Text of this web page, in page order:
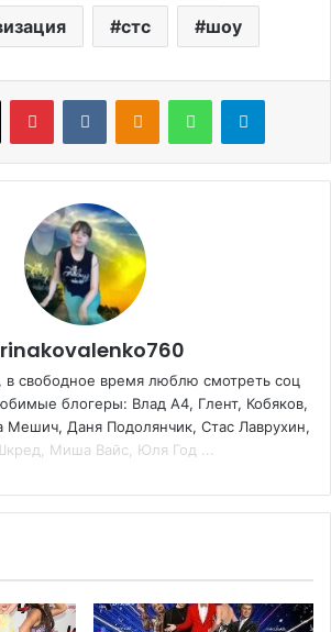
стс шоу
в свободное время люблю смотреть соц
блогеры: Влад А4, Глент, Кобяков,
Даня Подолянчик, Стас Лаврухин,
Миша Вайс, Юля Год ...